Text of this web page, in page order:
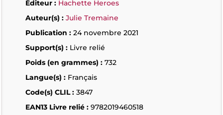
Éditeur : Hachette Heroes
Auteur(s) : Julie Tremaine
Publication : 24 novembre 2021
Support(s) : Livre relié
Poids (en grammes) : 732
Langue(s) : Français
Code(s) CLIL : 3847
EAN13 Livre relié : 9782019460518